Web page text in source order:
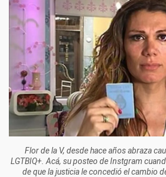
Flor de la V, desde hace años abraza
LGTBIQ+. Acá, su posteo de Instgram
de que la justicia le concedió el cambio